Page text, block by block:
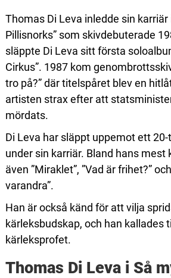
Thomas Di Leva inledde sin karriär
Pillisnorks” som skivdebuterade
släppte Di Leva sitt första
Cirkus”. 1987 kom
tro på?” där titelspåret blev en
artisten strax efter att
mördats.
Di Leva har släppt uppemot ett
under sin karriär. Bland hans mest
även ”Miraklet”, ”Vad är frihet?”
varandra”.
Han är också känd för att vilja
kärleksbudskap, och han kallades
kärleksprofet.
Thomas Di Leva i Så